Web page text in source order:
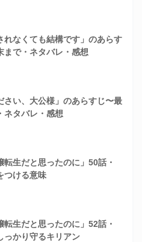
れなくても結構です」のあらす
まで・ネタバレ・感想
さい、大公様」のあらすじ〜最
ネタバレ・感想
転生だと思ったのに」50話・
つける意味
転生だと思ったのに」52話・
っかり守るキリアン